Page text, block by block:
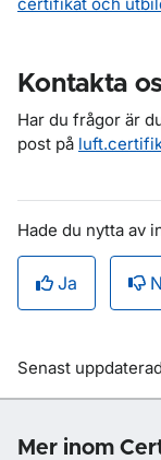
Kontakta
Har du frågor är
post på
Hade du nytta av
Ja
Om sidan
Senast
Mer inom